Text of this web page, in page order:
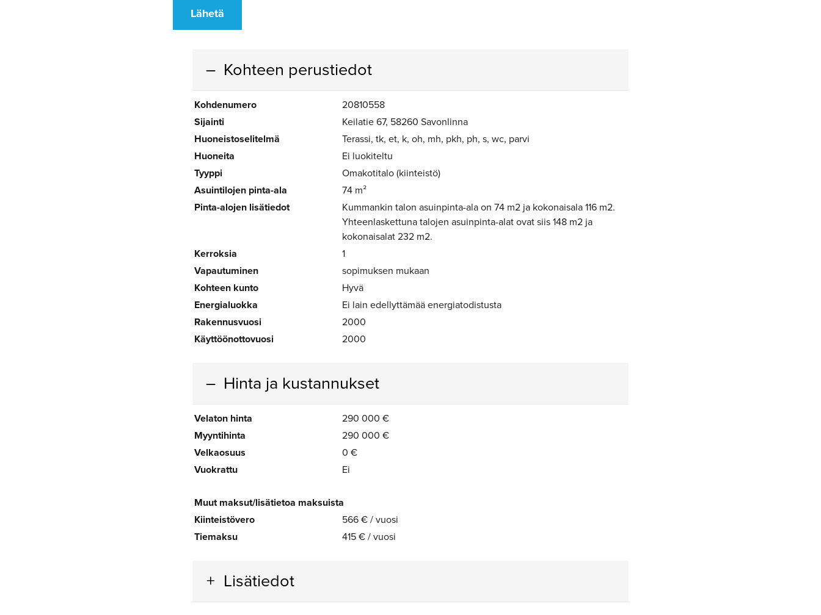
Lähetä
Kohteen perustiedot
Kohdenumero
20810558
Sijainti
Keilatie 67, 58260 Savonlinna
Huoneistoselitelmä
Terassi, tk, et, k, oh, mh, pkh, ph, s, wc, parvi
Huoneita
Ei luokiteltu
Tyyppi
Omakotitalo (kiinteistö)
Asuintilojen pinta-ala
74 m²
Pinta-alojen lisätiedot
Kummankin talon asuinpinta-ala on 74 m2 ja kokonaisala 116 m2.
Yhteenlaskettuna talojen asuinpinta-alat ovat siis 148 m2 ja
kokonaisalat 232 m2.
Kerroksia
1
Vapautuminen
sopimuksen mukaan
Kohteen kunto
Hyvä
Energialuokka
Ei lain edellyttämää energiatodistusta
Rakennusvuosi
2000
Käyttöönottovuosi
2000
Hinta ja kustannukset
Velaton hinta
290 000 €
Myyntihinta
290 000 €
Velkaosuus
0 €
Vuokrattu
Ei
Muut maksut/lisätietoa maksuista
Kiinteistövero
566 € / vuosi
Tiemaksu
415 € / vuosi
Lisätiedot